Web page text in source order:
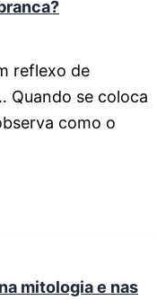
reflexo de
Quando se coloca
como o
mitologia e nas